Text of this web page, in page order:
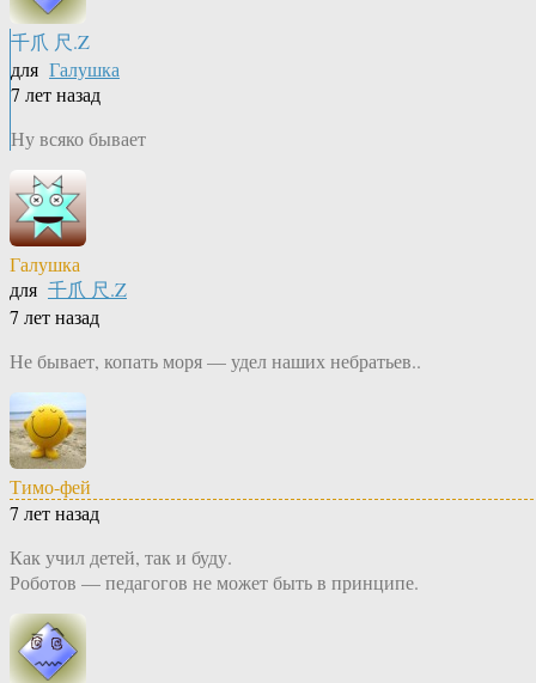
千爪 尺.Z
для Галушка
7 лет назад
Ну всяко бывает
Галушка
для 千爪 尺.Z
7 лет назад
Не бывает, копать моря — удел наших небратьев..
Тимо-фей
7 лет назад
Как учил детей, так и буду.
Роботов — педагогов не может быть в принципе.